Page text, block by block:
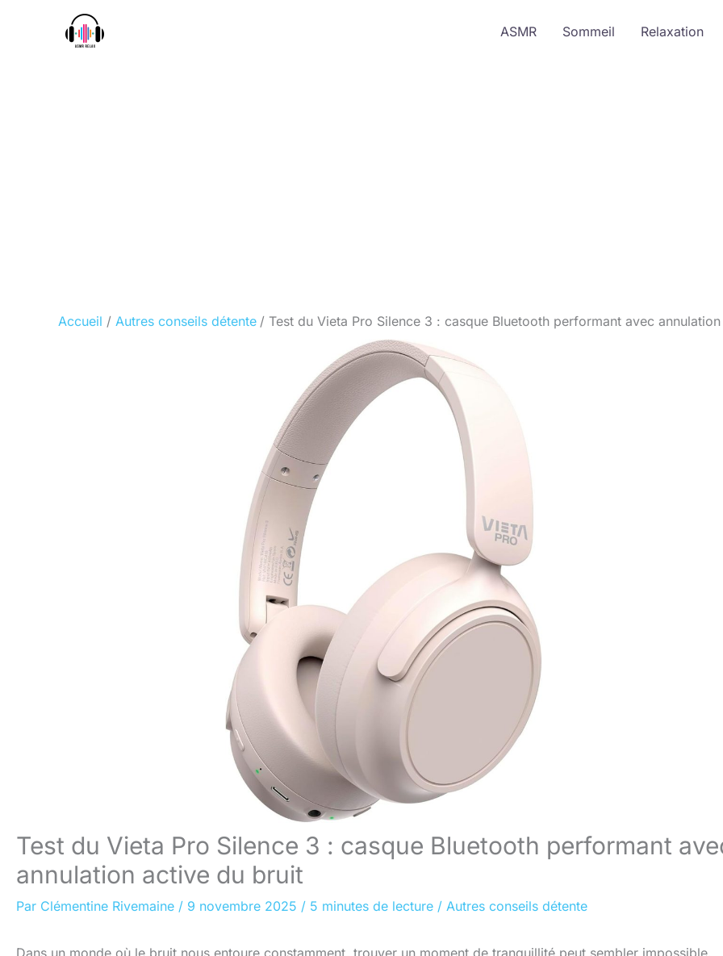
ASMR Sommeil Relaxation
Accueil Autres conseils détente Test du Vieta Pro Silence 3 : casque Bluetooth performant avec
Test du Vieta Pro Silence 3 : casque Bluetooth performant
annulation active du bruit
Par Clémentine Rivemaine / 9 novembre 2025 / 5 minutes de lecture / Autres conseils détente
Dans un monde où le bruit nous entoure constamment, trouver un moment de tranquillité peut sembler impossible.